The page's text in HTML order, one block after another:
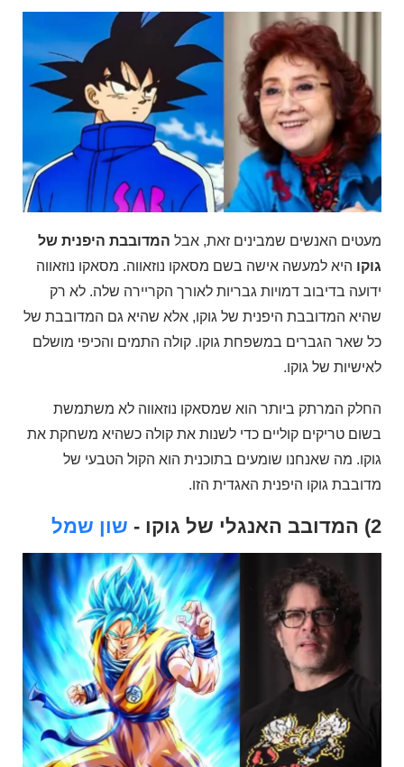
מעטים האנשים שמבינים זאת, אבל המדובבת היפנית של
גוקו היא למעשה אישה בשם מסאקו נוזאווה. מסאקו נוזאווה
ידועה בדיבוב דמויות גבריות לאורך הקריירה שלה. לא רק
שהיא המדובבת היפנית של גוקו, אלא שהיא גם המדובבת של
כל שאר הגברים במשפחת גוקו. קולה התמים והכיפי מושלם
לאישיות של גוקו.
החלק המרתק ביותר הוא שמסאקו נוזאווה לא משתמשת
בשום טריקים קוליים כדי לשנות את קולה כשהיא משחקת את
גוקו. מה שאנחנו שומעים בתוכנית הוא הקול הטבעי של
מדובבת גוקו היפנית האגדית הזו.
2) המדובב האנגלי של גוקו - שון שמל